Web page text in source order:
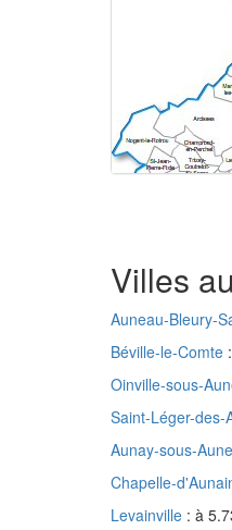
Villes
Auneau-Bleury-
Béville-le-Comte
Oinville-sous-
Saint-Léger-des-
Aunay-sous-
Chapelle-
Levainville : à